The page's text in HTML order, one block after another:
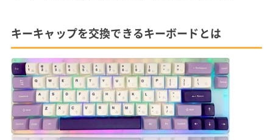
キーキャップを交換できるキーボードとは